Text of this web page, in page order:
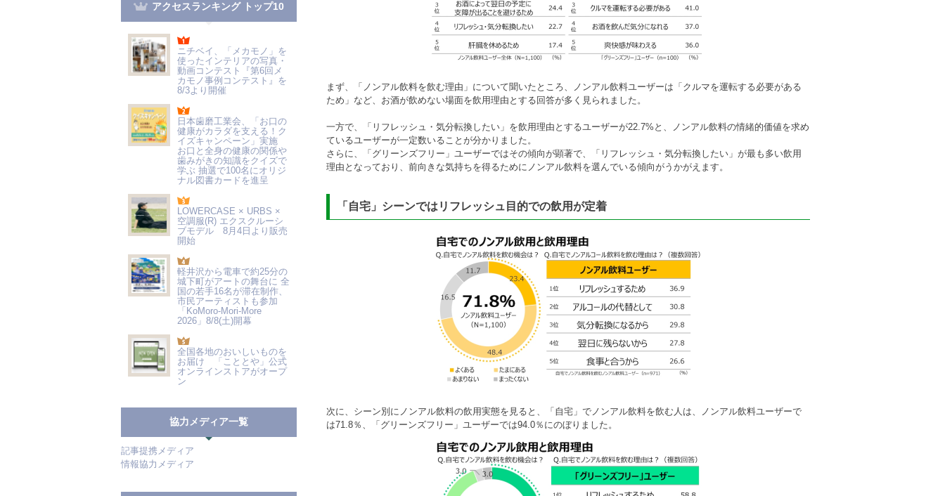
アクセスランキング トップ10
ニチベイ、「メカモノ」を
使ったインテリアの写真・
動画コンテスト『第6回メ
カモノ事例コンテスト』を
8/3より開催
日本歯磨工業会、「お口の
健康がカラダを支える！ク
イズキャンペーン」実施
お口と全身の健康の関係や
歯みがきの知識をクイズで
学ぶ 抽選で100名にオリジ
ナル図書カードを進呈
LOWERCASE × URBS ×
空調服(R) エクスクルーシ
ブモデル 8月4日より販売
開始
軽井沢から電車で約25分の
城下町がアートの舞台に 全
国の若手16名が滞在制作、
市民アーティストも参加
「KoMoro-Mori-More
2026」8/8(土)開幕
全国各地のおいしいものを
お届け 「こととや」公式
オンラインストアがオープ
ン
協力メディア一覧
記事提携メディア
情報協力メディア
まず、「ノンアル飲料を飲む理由」について聞いたところ、ノンアル飲料ユーザーは「クルマを運転する必要がある
ため」など、お酒が飲めない場面を飲用理由とする回答が多く見られました。
一方で、「リフレッシュ・気分転換したい」を飲用理由とするユーザーが22.7%と、ノンアル飲料の情緒的価値を求め
ているユーザーが一定数いることが分かりました。
さらに、「グリーンズフリー」ユーザーではその傾向が顕著で、「リフレッシュ・気分転換したい」が最も多い飲用
理由となっており、前向きな気持ちを得るためにノンアル飲料を選んでいる傾向がうかがえます。
「自宅」シーンではリフレッシュ目的での飲用が定着
次に、シーン別にノンアル飲料の飲用実態を見ると、「自宅」でノンアル飲料を飲む人は、ノンアル飲料ユーザーで
は71.8％、「グリーンズフリー」ユーザーでは94.0％にのぼりました。